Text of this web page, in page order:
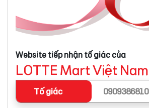
Website tiếp nhận tố giác của
LOTTE Mart Việt Nam
Tố giác 0909386810